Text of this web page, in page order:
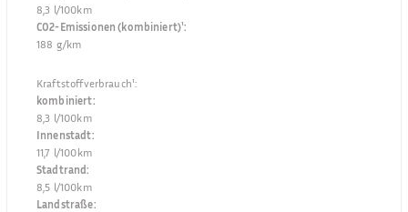
8,3 l/100km
CO2-Emissionen (kombiniert)¹:
188 g/km
Kraftstoffverbrauch¹:
kombiniert:
8,3 l/100km
Innenstadt:
11,7 l/100km
Stadtrand:
8,5 l/100km
Landstraße: